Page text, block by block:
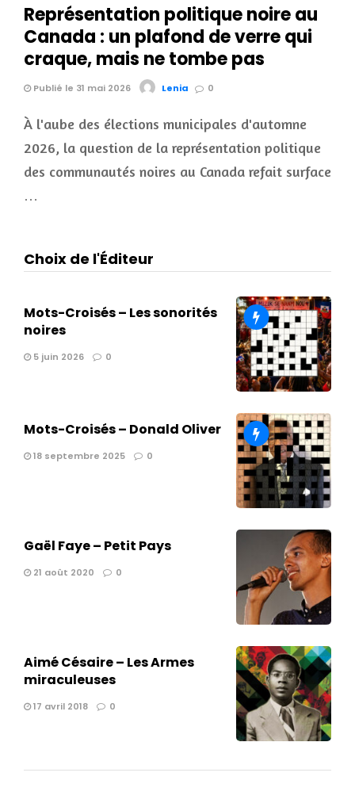
Représentation politique noire au
Canada : un plafond de verre qui
craque, mais ne tombe pas
Publié le 31 mai 2026 Lenia 0
À l'aube des élections municipales d'automne
2026, la question de la représentation politique
des communautés noires au Canada refait surface
…
Choix de l'Éditeur
Mots-Croisés – Les sonorités
noires
5 juin 2026 0
Mots-Croisés – Donald Oliver
18 septembre 2025 0
Gaël Faye – Petit Pays
21 août 2020 0
Aimé Césaire – Les Armes
miraculeuses
17 avril 2018 0